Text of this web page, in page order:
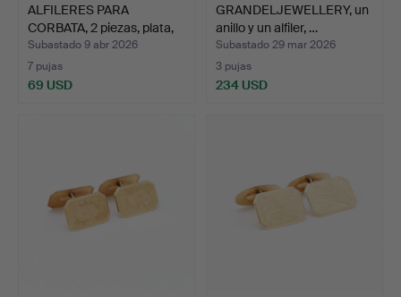
ALFILERES PARA
CORBATA, 2 piezas, plata,
e…
Subastado 9 abr 2026
7 pujas
69 USD
GRANDELJEWELLERY, un
anillo y un alfiler, …
Subastado 29 mar 2026
3 pujas
234 USD